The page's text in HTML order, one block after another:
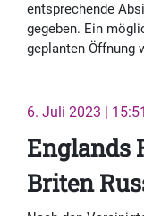
entsprechende
gegeben. Ein
geplanten Öffnung
6. Juli 2023 |
Englands
Briten